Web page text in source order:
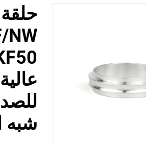
NW
شبه